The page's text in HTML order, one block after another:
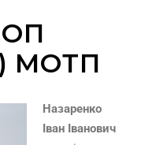
МОТП
Назаренко
Іван Іванович